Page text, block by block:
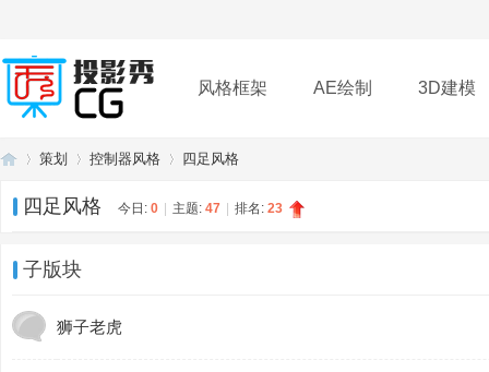
风格框架 AE绘制 3D建模
插件 帮助 下载
策划 控制器风格 四足风格
四足风格 今日: 0 主题: 47 排名: 23
子版块
狮子老虎